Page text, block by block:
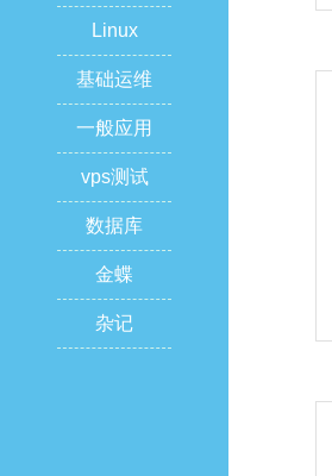
Linux
基础运维
一般应用
vps测试
数据库
金蝶
杂记